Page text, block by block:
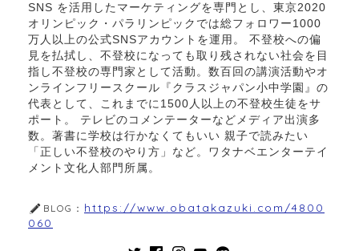
SNS を活用したマーケティングを専門とし、東京2020
オリンピック・パラリンピックでは総フォロワー1000
万人以上の公式SNSアカウントを運用。 不登校への偏
見を払拭し、不登校になっても取り残されない社会を目
指し不登校の専門家として活動。数百回の講演活動やオ
ンラインフリースクール『クラスジャパン小中学園』の
代表として、これまでに1500人以上の不登校生徒をサ
ポート。 テレビのコメンテーターなどメディア出演多
数。著書に学校は行かなくてもいい 親子で読みたい
「正しい不登校のやり方」など。ワタナベエンターテイ
メント文化人部門所属。
BLOG： https://www.obatakazuki.com/4800
060